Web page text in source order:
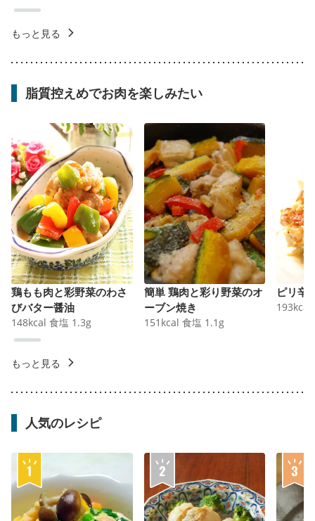
もっと見る
脂質控えめでお肉を楽しみたい
鶏もも肉と彩野菜のわさ
びバター醤油
148kcal 食塩 1.3g
簡単 鶏肉と彩り野菜のオ
ーブン焼き
151 kcal 食塩 1.1 g
ピリ辛
193kcal
もっと見る
人気のレシピ